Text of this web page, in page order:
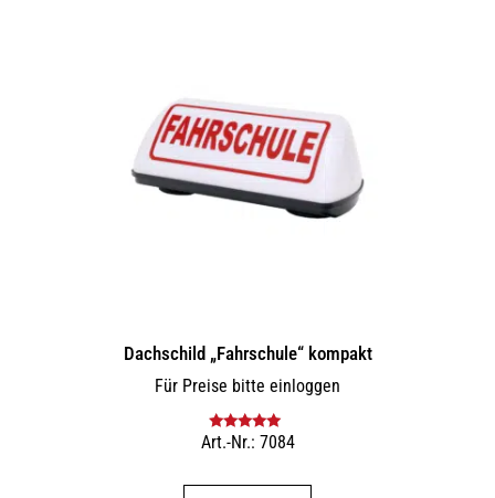
Dachschild „Fahrschule“ kompakt
Für Preise bitte einloggen
Bewertet mit
Art.-Nr.: 7084